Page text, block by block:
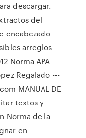
descargar.
del
encabezado
arreglos
Norma APA
Regalado ---
MANUAL DE
textos y
Norma de la
en